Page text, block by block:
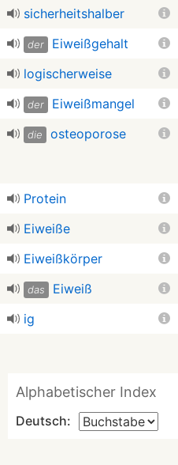
sicherheitshalber
der Eiweißgehalt
logischerweise
der Eiweißmangel
die osteoporose
Protein
Eiweiße
Eiweißkörper
das Eiweiß
ig
Alphabetischer Index
Deutsch: